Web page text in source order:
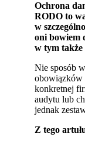
Ochrona
RODO to
w
oni bowiem
w tym
Nie sposób
obowiązków
konkretnej
audytu lub
jednak
Z tego